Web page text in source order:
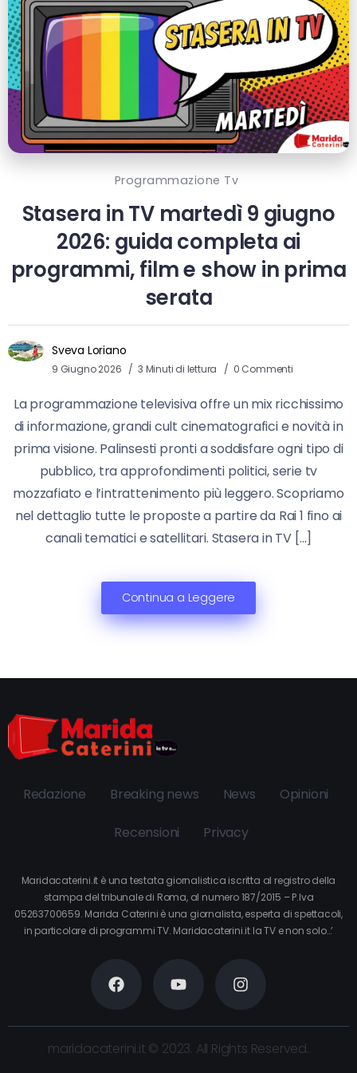
Programmazione Tv
Stasera in TV martedì 9 giugno
2026: guida completa ai
programmi, film e show in prima
serata
Sveva Loriano
9 Giugno 2026 3 Minuti di lettura 0 Commenti
La programmazione televisiva offre un mix ricchissimo
di informazione, grandi cult cinematografici e novità in
prima visione. Palinsesti pronti a soddisfare ogni tipo di
pubblico, tra approfondimenti politici, serie tv
mozzafiato e l’intrattenimento più leggero. Scopriamo
nel dettaglio tutte le proposte a partire da Rai 1 fino ai
canali tematici e satellitari. Stasera in TV […]
Continua a Leggere
Redazione Breaking news News Opinioni
Recensioni Privacy
Maridacaterini.it è una testata giornalistica iscritta al registro della
stampa del tribunale di Roma, al numero 187/2015 – P.Iva
05263700659. Marida Caterini è una giornalista, esperta di spettacoli,
in particolare di programmi TV. Maridacaterini.it la TV e non solo…’
maridacaterini.it © 2023. All Rights Reserved.